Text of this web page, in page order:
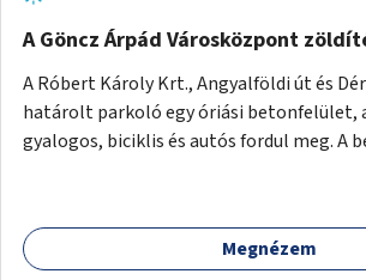
A Göncz Árpád Városközpont
A Róbert Károly Krt., Angyalföldi út és
határolt parkoló egy óriási betonfelület,
gyalogos, biciklis és autós fordul meg. A
menti járda és a parkoló közé kellene egy
virágágyásokkal a meglévő fák alá, a
Megnézem